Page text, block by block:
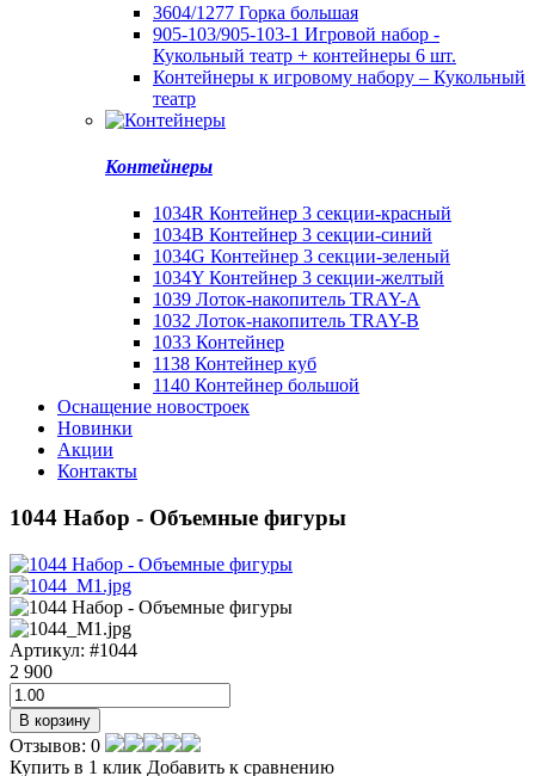
3604/1277 Горка большая
905-103/905-103-1 Игровой набор -
Кукольный театр + контейнеры 6 шт.
Контейнеры к игровому набору – Кукольный
театр
Контейнеры
1034R Контейнер 3 секции-красный
1034B Контейнер 3 секции-синий
1034G Контейнер 3 секции-зеленый
1034Y Контейнер 3 секции-желтый
1039 Лоток-накопитель TRAY-А
1032 Лоток-накопитель TRAY-В
1033 Контейнер
1138 Контейнер куб
1140 Контейнер большой
Оснащение новостроек
Новинки
Акции
Контакты
1044 Набор - Объемные фигуры
Артикул: #1044
2 900
В корзину
Отзывов: 0
Купить в 1 клик Добавить к сравнению